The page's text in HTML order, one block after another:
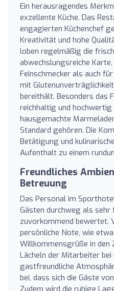
Ein herausragendes
exzellente Küche. Das
engagierten Küchenchef
Kreativität und hohe
loben regelmäßig die
abwechslungsreiche
Feinschmecker als auch
mit
bereithält. Besonders das
reichhaltig und hochwertig
hausgemachte
Standard gehören. Die
Betätigung und
Aufenthalt zu einem
Freundliches
Betreuung
Das Personal im
Gästen durchweg als sehr
zuvorkommend bewertet.
persönliche Note, wie
Willkommensgrüße in den
Lächeln der Mitarbeiter
gastfreundliche
bei, dass sich die Gäste
Zudem wird die ruhige